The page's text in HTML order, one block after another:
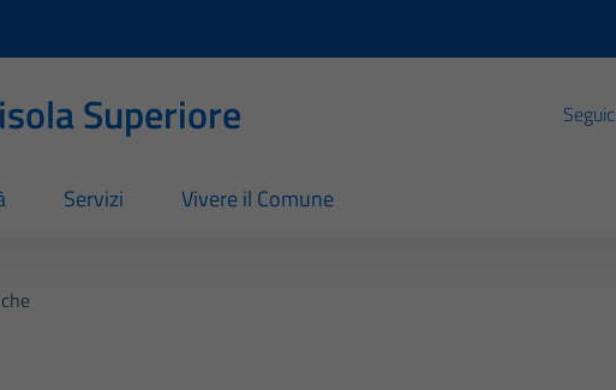
Superiore
Servizi Vivere il Comune